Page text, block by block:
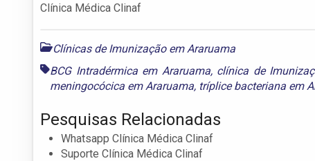
Clínica Médica Clinaf
Clínicas de Imunização em Araruama
BCG Intradérmica em Araruama, clínica de
meningocócica em Araruama, tríplice bacteriana em
Pesquisas Relacionadas
Whatsapp Clínica Médica Clinaf
Suporte Clínica Médica Clinaf